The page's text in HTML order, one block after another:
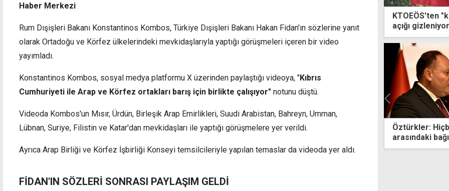
Haber Merkezi
Rum Dışişleri Bakanı Konstantinos Kombos, Türkiye Dışişleri Bakanı Hakan Fidan'ın sözlerine yanıt
olarak Ortadoğu ve Körfez ülkelerindeki mevkidaşlarıyla yaptığı görüşmeleri içeren bir video
yayımladı.
Konstantinos Kombos, sosyal medya platformu X üzerinden paylaştığı videoya, "Kıbrıs
Cumhuriyeti ile Arap ve Körfez ortakları barış için birlikte çalışıyor" notunu düştü.
Videoda Kombos'un Mısır, Ürdün, Birleşik Arap Emirlikleri, Suudi Arabistan, Bahreyn, Umman,
Lübnan, Suriye, Filistin ve Katar'dan mevkidaşları ile yaptığı görüşmelere yer verildi.
Ayrıca Arap Birliği ve Körfez İşbirliği Konseyi temsilcileriyle yapılan temaslar da videoda yer aldı.
FİDAN'IN SÖZLERİ SONRASI PAYLAŞIM GELDİ
KTOEÖS'ten
açığı
peşinde
"1.5 yıldır davada ilerleme yok, benim
Öztürkler: Hiçbir güç Türkiye ile KKTC
Lefkoşa’da
Zanlı teminata